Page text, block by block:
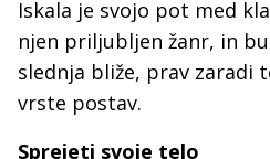
Iskala je svojo pot med
njen priljubljen žanr, in
slednja bliže, prav zaradi
vrste postav.
Sprejeti svoje telo